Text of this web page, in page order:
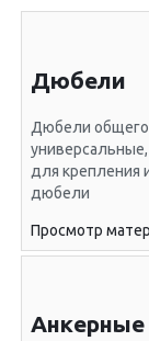
Дюбели
Дюбели общего
для крепления
дюбели
Просмотр